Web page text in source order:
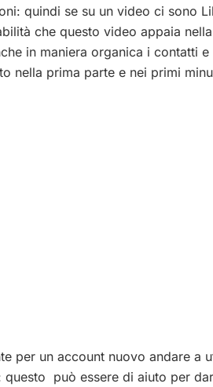
quindi se su un video ci sono
che questo video appaia
in maniera organica i contatti
nella prima parte e nei primi
per un account nuovo andare a
questo può essere di aiuto per